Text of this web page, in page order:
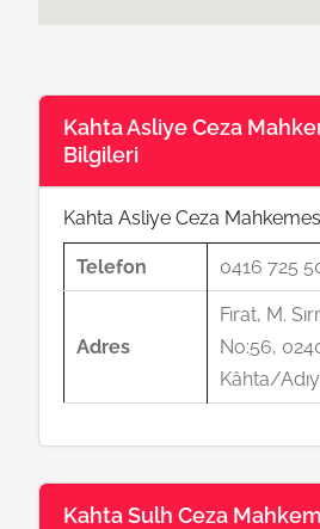
Kahta Asliye Ceza
Bilgileri
Kahta Asliye Ceza
Telefon 0416 725
Adres
Fırat, M.
No:56,
Kâhta/
Kahta Sulh Ceza